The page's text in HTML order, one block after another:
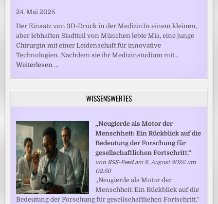
24. Mai 2025
Der Einsatz von 3D-Druck in der MedizinIn einem kleinen,
aber lebhaften Stadtteil von München lebte Mia, eine junge
Chirurgin mit einer Leidenschaft für innovative
Technologien. Nachdem sie ihr Medizinstudium mit…
Weiterlesen …
WISSENSWERTES
„Neugierde als Motor der
Menschheit: Ein Rückblick auf die
Bedeutung der Forschung für
gesellschaftlichen Fortschritt.“
von RSS-Feedam 9. August 2026 um
02:50
„Neugierde als Motor der
Menschheit: Ein Rückblick auf die
Bedeutung der Forschung für gesellschaftlichen Fortschritt.“